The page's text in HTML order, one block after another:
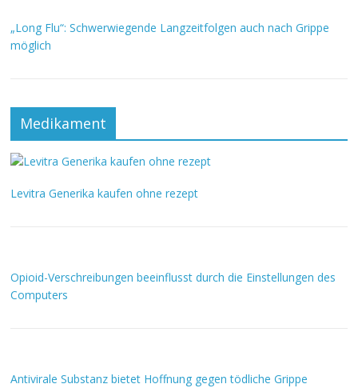
„Long Flu“: Schwerwiegende Langzeitfolgen auch nach Grippe
möglich
Medikament
Levitra Generika kaufen ohne rezept
Opioid-Verschreibungen beeinflusst durch die Einstellungen des
Computers
Antivirale Substanz bietet Hoffnung gegen tödliche Grippe